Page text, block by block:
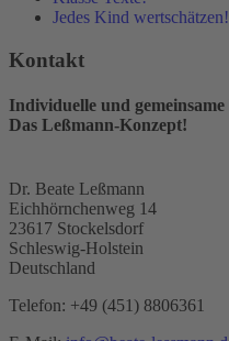
Jedes Kind wertschätzen!
Kontakt
Individuelle und
Das Leßmann-Konzept!
Dr. Beate Leßmann
Eichhörnchenweg 14
23617 Stockelsdorf
Schleswig-Holstein
Deutschland
Telefon: +49 (451) 8806361